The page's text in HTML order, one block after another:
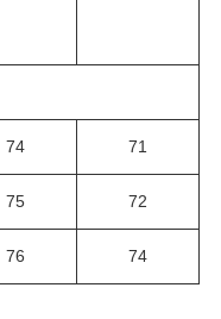
74 71
75 72
76 74